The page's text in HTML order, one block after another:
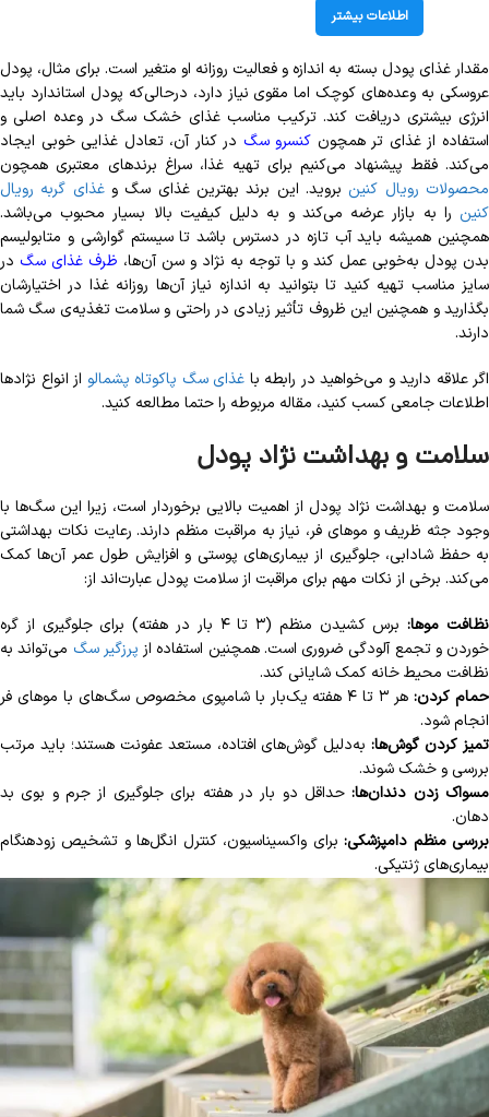
اطلاعات بیشتر
مقدار غذای پودل بسته به اندازه و فعالیت روزانه او متغیر است. برای مثال، پودل
عروسکی به وعده‌های کوچک اما مقوی نیاز دارد، درحالی‌که پودل استاندارد باید
انرژی بیشتری دریافت کند. ترکیب مناسب غذای خشک سگ در وعده اصلی و
استفاده از غذای تر همچون کنسرو سگ در کنار آن، تعادل غذایی خوبی ایجاد
می‌کند. فقط پیشنهاد می‌کنیم برای تهیه غذا، سراغ برندهای معتبری همچون
محصولات رویال کنین بروید. این برند بهترین غذای سگ وغذای گربه رویال
کنین را به بازار عرضه می‌کند و به دلیل کیفیت بالا بسیار محبوب می‌باشد.
همچنین همیشه باید آب تازه در دسترس باشد تا سیستم گوارشی و متابولیسم
بدن پودل به‌خوبی عمل کند و با توجه به نژاد و سن آن‌ها، ظرف غذای سگ در
سایز مناسب تهیه کنید تا بتوانید به اندازه نیاز آن‌ها روزانه غذا در اختیارشان
بگذارید و همچنین این ظروف تأثیر زیادی در راحتی و سلامت تغذیه‌ی سگ شما
دارند.
اگر علاقه دارید و می‌خواهید در رابطه با غذای سگ پاکوتاه پشمالو از انواع نژادها
اطلاعات جامعی کسب کنید، مقاله مربوطه را حتما مطالعه کنید.
سلامت و بهداشت نژاد پودل
سلامت و بهداشت نژاد پودل از اهمیت بالایی برخوردار است، زیرا این سگ‌ها با
وجود جثه ظریف و موهای فر، نیاز به مراقبت منظم دارند. رعایت نکات بهداشتی
به حفظ شادابی، جلوگیری از بیماری‌های پوستی و افزایش طول عمر آن‌ها کمک
می‌کند. برخی از نکات مهم برای مراقبت از سلامت پودل عبارت‌اند از:
نظافت موها:
برس کشیدن منظم (۳ تا ۴ بار در هفته) برای جلوگیری از گره
خوردن و تجمع آلودگی ضروری است. همچنین استفاده از پرزگیر سگ می‌تواند به
نظافت محیط خانه کمک شایانی کند.
حمام کردن:
هر ۳ تا ۴ هفته یک‌بار با شامپوی مخصوص سگ‌های با موهای فر
انجام شود.
تمیز کردن گوش‌ها:به‌دلیل گوش‌های افتاده، مستعد عفونت هستند؛ باید مرتب
بررسی و خشک شوند.
مسواک زدن دندان‌ها:حداقل دو بار در هفته برای جلوگیری از جرم و بوی بد
دهان.
بررسی منظم دامپزشکی:برای واکسیناسیون، کنترل انگل‌ها و تشخیص زودهنگام
بیماری‌های ژنتیکی.